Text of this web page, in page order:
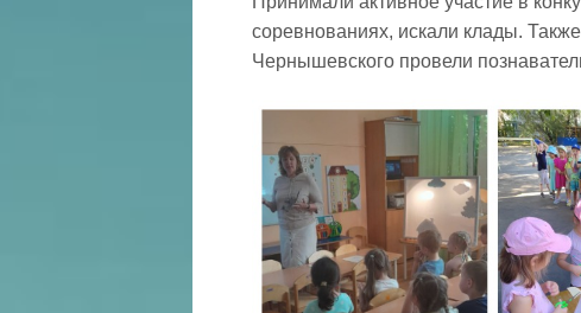
соревнованиях, искали клады.
Чернышевского провели